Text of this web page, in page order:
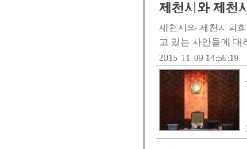
제천시와 제천
제천시와 제천시의
고 있는 사안들에
2015-11-09 14:59:19